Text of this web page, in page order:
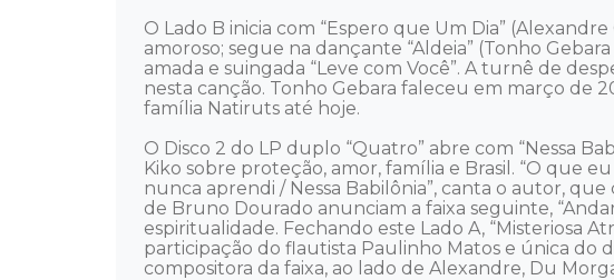
O Lado B inicia com “Espero que Um Dia”
amoroso; segue na dançante “Aldeia” (Tonho
amada e suingada “Leve com Você”. A turnê de
nesta canção. Tonho Gebara faleceu em março de
família Natiruts até hoje.
O Disco 2 do LP duplo “Quatro” abre com “Nessa
Kiko sobre proteção, amor, família e Brasil. “O que
nunca aprendi / Nessa Babilônia”, canta o autor,
de Bruno Dourado anunciam a faixa seguinte,
espiritualidade. Fechando este Lado A, “Misteriosa
participação do flautista Paulinho Matos e única do
compositora da faixa, ao lado de Alexandre, Du